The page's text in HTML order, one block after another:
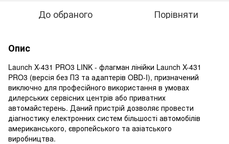
До обраного Порівняти
Опис
Launch X-431 PRO3 LINK - флагман лінійки Launch X-431
PRO3 (версія без ПЗ та адаптерів OBD-I), призначений
виключно для професійного використання в умовах
дилерських сервісних центрів або приватних
автомайстерень. Даний пристрій дозволяє провести
діагностику електронних систем більшості автомобілів
американського, європейського та азіатського
виробництва.